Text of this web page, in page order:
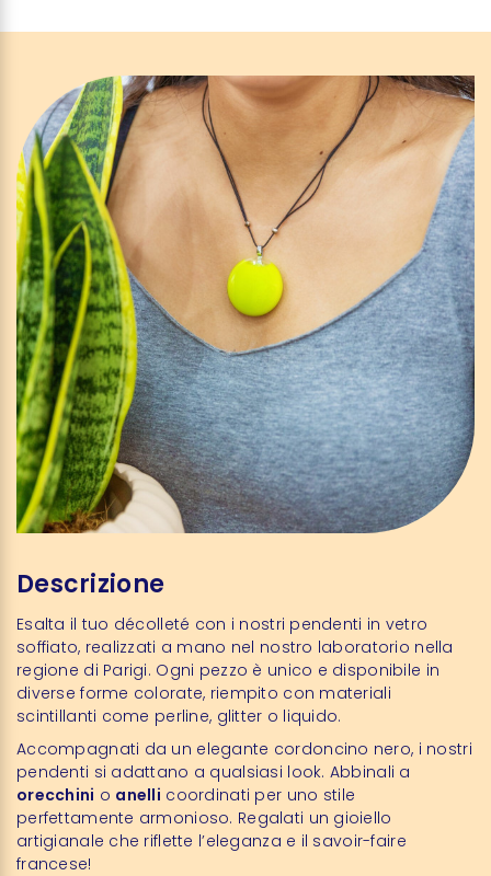
Descrizione
Esalta il tuo décolleté con i nostri pendenti in vetro
soffiato, realizzati a mano nel nostro laboratorio nella
regione di Parigi. Ogni pezzo è unico e disponibile in
diverse forme colorate, riempito con materiali
scintillanti come perline, glitter o liquido.
Accompagnati da un elegante cordoncino nero, i nostri
pendenti si adattano a qualsiasi look. Abbinali a
orecchini o anelli coordinati per uno stile
perfettamente armonioso. Regalati un gioiello
artigianale che riflette l’eleganza e il savoir-faire
francese!